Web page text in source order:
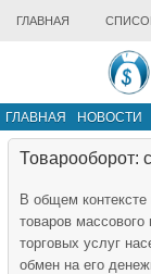
ГЛАВНАЯ
ГЛАВНАЯ НОВОСТИ
ИНФРАСТРУКТУРА
Товарооборот:
В общем
товаров
торговых услуг
обмен на его